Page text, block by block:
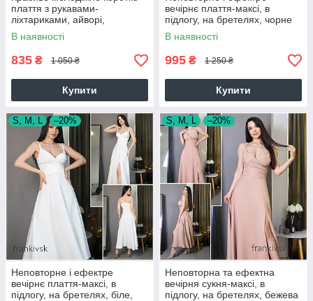
плаття з рукавами-
ліхтариками, айворі,
молочно-біле
В наявності
835 ₴ 1 050 ₴
Купити
вечірнє плаття-максі, в
підлогу, на бретелях, чорне
В наявності
995 ₴ 1 250 ₴
Купити
S, M, L –20%
Неповторне і ефектре
вечірнє плаття-максі, в
підлогу, на бретелях, біле,
S, M, L –20%
Неповторна та ефектна
вечірня сукня-максі, в
підлогу, на бретелях, бежева